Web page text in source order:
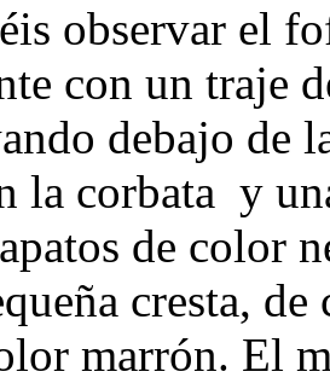
observar el
con un traje
debajo de
la corbata y
de color
cresta,
marrón. El